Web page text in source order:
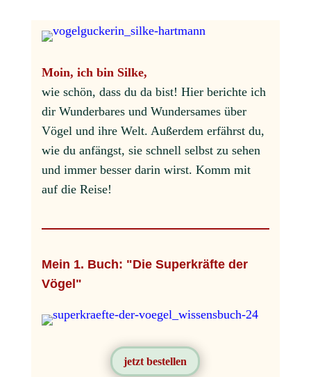
Moin, ich bin Silke,
wie schön, dass du da bist! Hier berichte ich
dir Wunderbares und Wundersames über
Vögel und ihre Welt. Außerdem erfährst du,
wie du anfängst, sie schnell selbst zu sehen
und immer besser darin wirst. Komm mit
auf die Reise!
Mein 1. Buch: "Die Superkräfte der
Vögel"
jetzt bestellen